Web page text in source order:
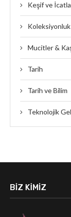
Keşif ve
Mucitler &
Tarih
Tarih ve Bilim
Teknolojik
BIZ KIMIZ